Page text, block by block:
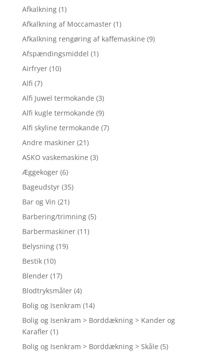
Afkalkning (1)
Afkalkning af Moccamaster (1)
Afkalkning rengøring af kaffemaskine (9)
Afspændingsmiddel (1)
Airfryer (10)
Alfi (7)
Alfi Juwel termokande (3)
Alfi kugle termokande (9)
Alfi skyline termokande (7)
Andre maskiner (21)
ASKO vaskemaskine (3)
Æggekoger (6)
Bageudstyr (35)
Bar og Vin (21)
Barbering/trimning (5)
Barbermaskiner (11)
Belysning (19)
Bestik (10)
Blender (17)
Blodtryksmåler (4)
Bolig og Isenkram (14)
Bolig og Isenkram > Borddækning > Kander og
Karafler (1)
Bolig og Isenkram > Borddækning > Skåle (5)